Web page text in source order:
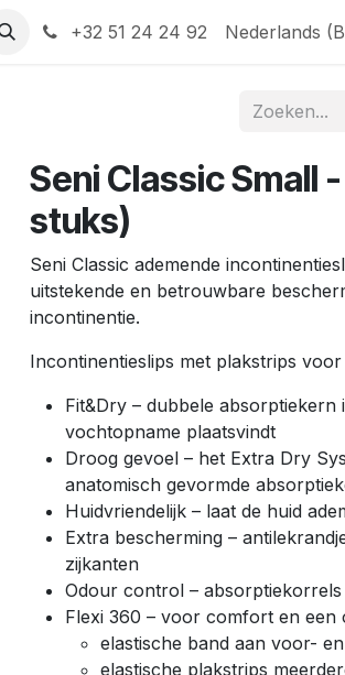
+32 51 24 24 92 Nederlands
Seni Classic Small
stuks)
Seni Classic ademende
uitstekende en betrouwbare
incontinentie.
Incontinentieslips met plakstrips
Fit&Dry – dubbele
vochtopname plaatsvindt
Droog gevoel – het Extra Dry
anatomisch gevormde
Huidvriendelijk – laat de huid
Extra bescherming –
zijkanten
Odour control –
Flexi 360 – voor comfort en een
elastische band aan voor-
elastische plakstrips